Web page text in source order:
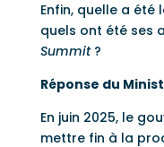
Enfin, quelle a
quels ont été ses
Summit?
Réponse du
En juin 2025, le
mettre fin à la